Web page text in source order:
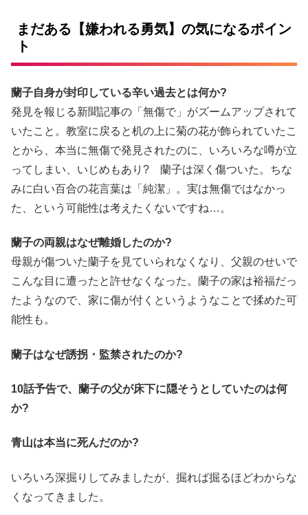
まだある【嫌われる勇気】の気になるポイン
ト
蘭子自身が封印している辛い過去とは何か?
発見を報じる新聞記事の「無傷で」がズームアップされて
いたこと。教室に戻ると机の上に菊の花が飾られていたこ
とから、本当に無傷で発見されたのに、いろいろな噂が立
ってしまい、いじめもあり? 蘭子は深く傷ついた。ちな
みに白い百合の花言葉は「純潔」。実は無傷ではなかっ
た、という可能性は考えたくないですね…。
蘭子の両親はなぜ離婚したのか?
母親が傷ついた蘭子を見ていられなくなり、父親のせいで
こんな目に遭ったと許せなくなった。蘭子の家は裕福だっ
たようなので、家に傷が付くというようなことで揉めた可
能性も。
蘭子はなぜ誘拐・監禁されたのか?
10話予告で、蘭子の父が床下に隠そうとしていたのは何
か?
青山は本当に死んだのか?
いろいろ深掘りしてみましたが、掘れば掘るほどわからな
くなってきました。